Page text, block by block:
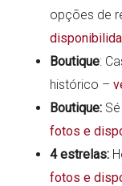
opções de
Boutique:
histórico –
Boutique:
fotos e
4 estrelas:
fotos e